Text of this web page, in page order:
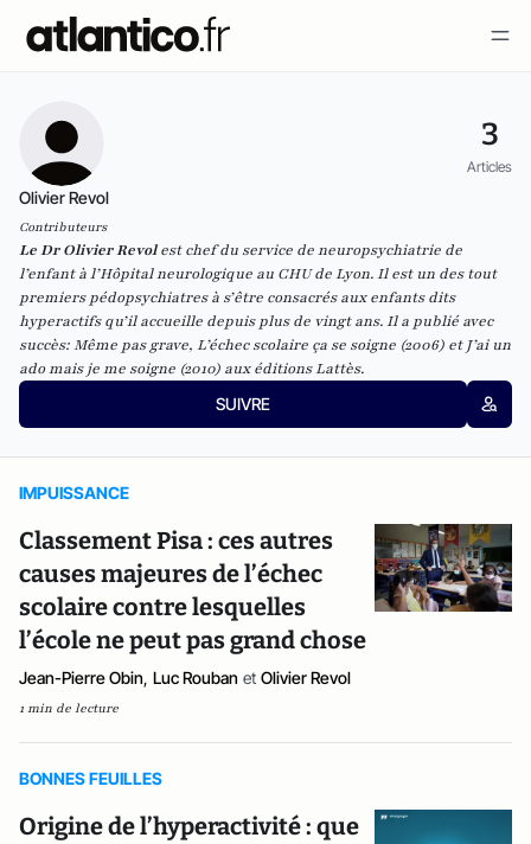
3
Articles
Olivier Revol
Contributeurs
Le Dr Olivier Revolest chef du service de neuropsychiatrie de
l’enfant à l’Hôpital neurologique au CHU de Lyon. Il est un des tout
premiers pédopsychiatres à s’être consacrés aux enfants dits
hyperactifs qu’il accueille depuis plus de vingt ans. Il a publié avec
succès: Même pas grave, L’échec scolaire ça se soigne (2006) et J’ai un
ado mais je me soigne (2010) aux éditions Lattès.
SUIVRE
IMPUISSANCE
Classement Pisa : ces autres
causes majeures de l’échec
scolaire contre lesquelles
l’école ne peut pas grand chose
Jean-Pierre Obin, Luc Rouban et Olivier Revol
1 min de lecture
BONNES FEUILLES
Origine de l’hyperactivité : que